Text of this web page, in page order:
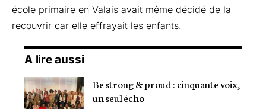
école primaire en Valais avait même décidé de la
recouvrir car elle effrayait les enfants.
A lire aussi
Be strong & proud : cinquante voix,
un seul écho